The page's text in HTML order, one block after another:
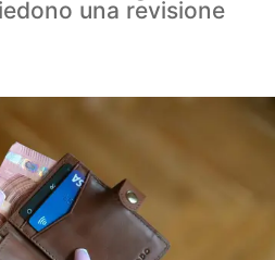
una revisione